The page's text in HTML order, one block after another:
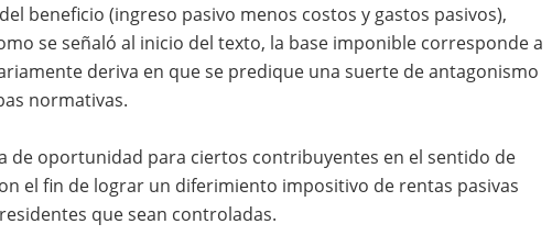
beneficio (ingreso pasivo menos costos y gastos pasivos),
se señaló al inicio del texto, la base imponible corresponde a
deriva en que se predique una suerte de antagonismo
normativas.
de oportunidad para ciertos contribuyentes en el sentido de
el fin de lograr un diferimiento impositivo de rentas pasivas
que sean controladas.